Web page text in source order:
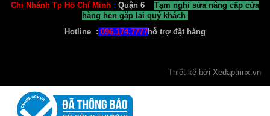
Xe Đạp RIDER Plus S20 ( 6 - 12 tuổi )
2.350.000 ₫ 2.100.000 ₫
Chi Nhánh Tp Hồ Chí Minh : Quận 6 Tạm nghỉ sửa nâng cấp cửa
hàng hẹn gặp lại quý khách
Hotline : 096.174.7777hỗ trợ đặt hàng
Thiết kế bởi Xedaptrinx.vn